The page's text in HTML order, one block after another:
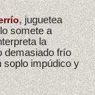
, juguetea
somete a
la
demasiado frío
impúdico y